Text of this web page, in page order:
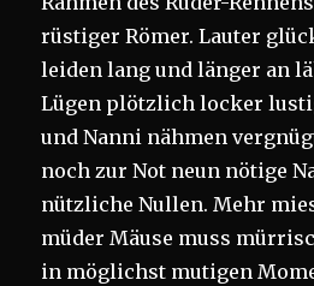
rüstiger Römer. Lauter
leiden lang und länger an
Lügen plötzlich locker
und Nanni nähmen
noch zur Not neun nötige
nützliche Nullen. Mehr
müder Mäuse muss
in möglichst mutigen